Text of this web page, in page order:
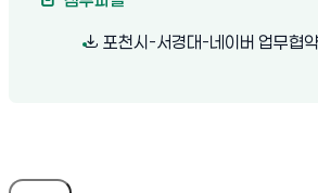
포천시-서경대-네이버 업무협